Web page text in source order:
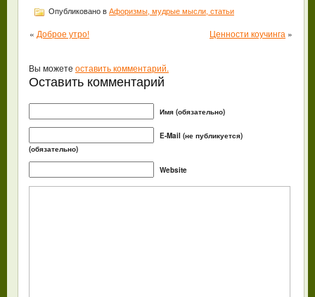
Опубликовано в Афоризмы, мудрые мысли, статьи
« Доброе утро! Ценности коучинга »
Вы можете оставить комментарий.
Оставить комментарий
Имя (обязательно)
E-Mail (не публикуется)
(обязательно)
Website